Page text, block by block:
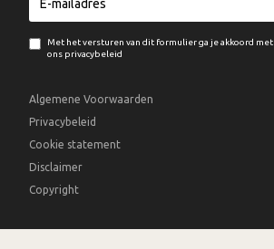
Met het versturen van dit formulier ga je akkoord met
ons privacybeleid
Algemene Voorwaarden
Privacybeleid
Cookie statement
Disclaimer
Copyright